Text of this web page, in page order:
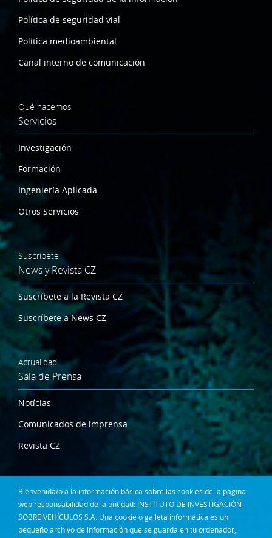
Bienvenida/o a la información básica sobre las cookies de la página
web responsabilidad de la entidad: INSTITUTO DE INVESTIGACIÓN
SOBRE VEHÍCULOS S.A. Una cookie o galleta informática es un
pequeño archivo de información que se guarda en tu ordenador,
Política de seguridad vial
Política medioambiental
Canal interno de comunicación
Qué hacemos
Servicios
Investigación
Formación
Ingeniería Aplicada
Otros Servicios
Suscríbete
News y Revista CZ
Suscríbete a la Revista CZ
Suscríbete a News CZ
Actualidad
Sala de Prensa
Notícias
Comunicados de imprensa
Revista CZ
Dónde estamos
Contacta
Síguenos en: